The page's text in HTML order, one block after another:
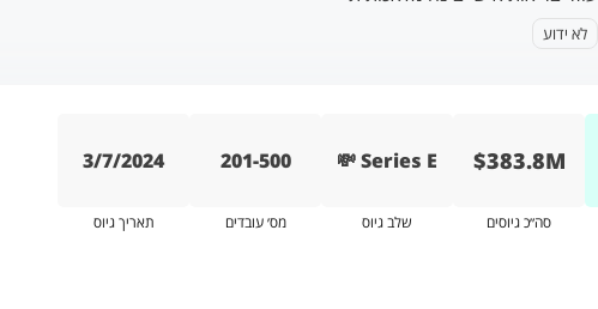
לא ידוע
$383.8M
סה״כ גיוסים
💸 Series E
שלב גיוס
201-500
מס׳ עובדים
3/7/2024
תאריך גיוס